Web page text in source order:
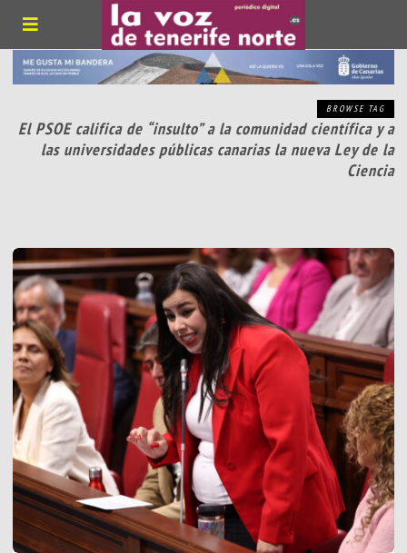
BROWSE TAG
El PSOE califica de “insulto” a la comunidad científica y a
las universidades públicas canarias la nueva Ley de la
Ciencia